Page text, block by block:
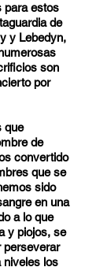
para estos
de
y Lebedyn,
son
por
que
de
convertido
que se
sido
en una
a lo que
y piojos, se
perseverar
niveles los